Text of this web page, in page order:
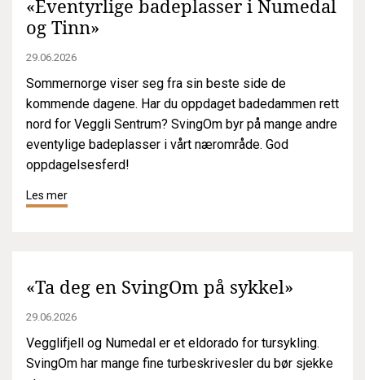
«Eventyrlige badeplasser i Numedal
og Tinn»
29.06.2026
Sommernorge viser seg fra sin beste side de
kommende dagene. Har du oppdaget badedammen rett
nord for Veggli Sentrum? SvingOm byr på mange andre
eventylige badeplasser i vårt nærområde. God
oppdagelsesferd!
Les mer
«Ta deg en SvingOm på sykkel»
29.06.2026
Vegglifjell og Numedal er et eldorado for tursykling.
SvingOm har mange fine turbeskrivesler du bør sjekke